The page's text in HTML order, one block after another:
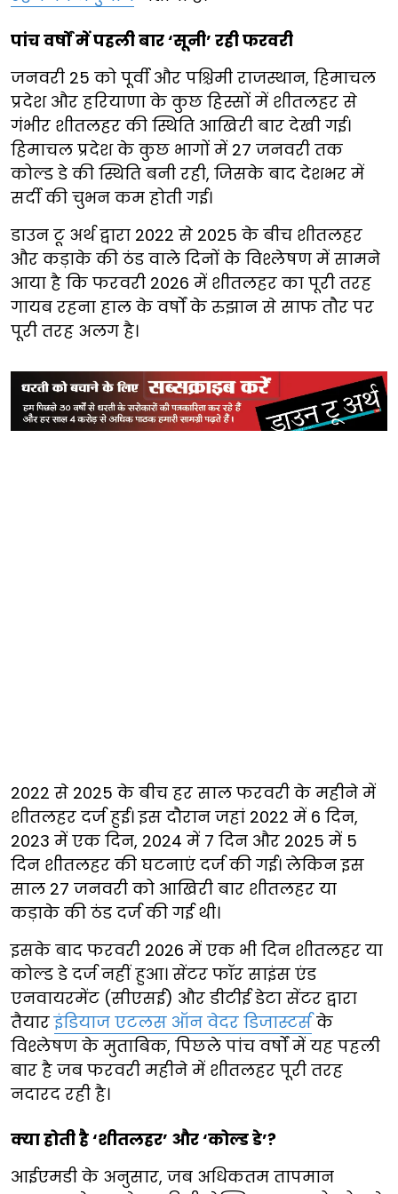
पांच वर्षों में पहली बार ‘सूनी’ रही फरवरी
जनवरी 25 को पूर्वी और पश्चिमी राजस्थान, हिमाचल
प्रदेश और हरियाणा के कुछ हिस्सों में शीतलहर से
गंभीर शीतलहर की स्थिति आखिरी बार देखी गई।
हिमाचल प्रदेश के कुछ भागों में 27 जनवरी तक
कोल्ड डे की स्थिति बनी रही, जिसके बाद देशभर में
सर्दी की चुभन कम होती गई।
डाउन टू अर्थ द्वारा 2022 से 2025 के बीच शीतलहर
और कड़ाके की ठंड वाले दिनों के विश्लेषण में सामने
आया है कि फरवरी 2026 में शीतलहर का पूरी तरह
गायब रहना हाल के वर्षों के रुझान से साफ तौर पर
पूरी तरह अलग है।
2022 से 2025 के बीच हर साल फरवरी के महीने में
शीतलहर दर्ज हुई। इस दौरान जहां 2022 में 6 दिन,
2023 में एक दिन, 2024 में 7 दिन और 2025 में 5
दिन शीतलहर की घटनाएं दर्ज की गई। लेकिन इस
साल 27 जनवरी को आखिरी बार शीतलहर या
कड़ाके की ठंड दर्ज की गई थी।
इसके बाद फरवरी 2026 में एक भी दिन शीतलहर या
कोल्ड डे दर्ज नहीं हुआ। सेंटर फॉर साइंस एंड
एनवायरमेंट (सीएसई) और डीटीई डेटा सेंटर द्वारा
तैयारइंडियाज एटलस ऑन वेदर डिजास्टर्सके
विश्लेषण के मुताबिक, पिछले पांच वर्षों में यह पहली
बार है जब फरवरी महीने में शीतलहर पूरी तरह
नदारद रही है।
क्या होती है ‘शीतलहर’ और ‘कोल्ड डे’?
आईएमडी के अनुसार, जब अधिकतम तापमान